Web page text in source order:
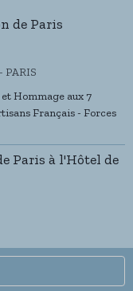
de Paris
PARIS
Hommage aux 7
Français - Forces
Paris à l'Hôtel de